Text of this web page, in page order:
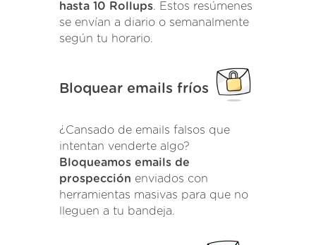
hasta 10 Rollups. Estos resúmenes
se envían a diario o semanalmente
según tu horario.
Bloquear emails fríos
¿Cansado de emails falsos que
intentan venderte algo?
Bloqueamos emails de
prospección enviados con
herramientas masivas para que no
lleguen a tu bandeja.